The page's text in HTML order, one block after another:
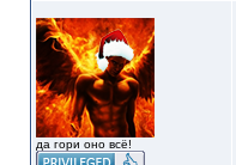
да гори оно всё!